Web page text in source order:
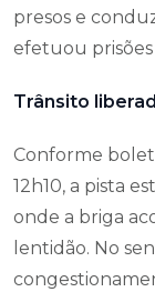
presos e
efetuou
Trânsito
Conforme
12h10, a pista
onde a briga
lentidão. No